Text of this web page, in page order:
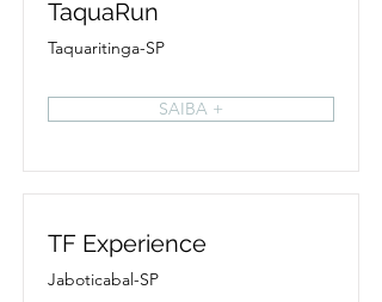
TaquaRun
Taquaritinga-SP
SAIBA +
TF Experience
Jaboticabal-SP